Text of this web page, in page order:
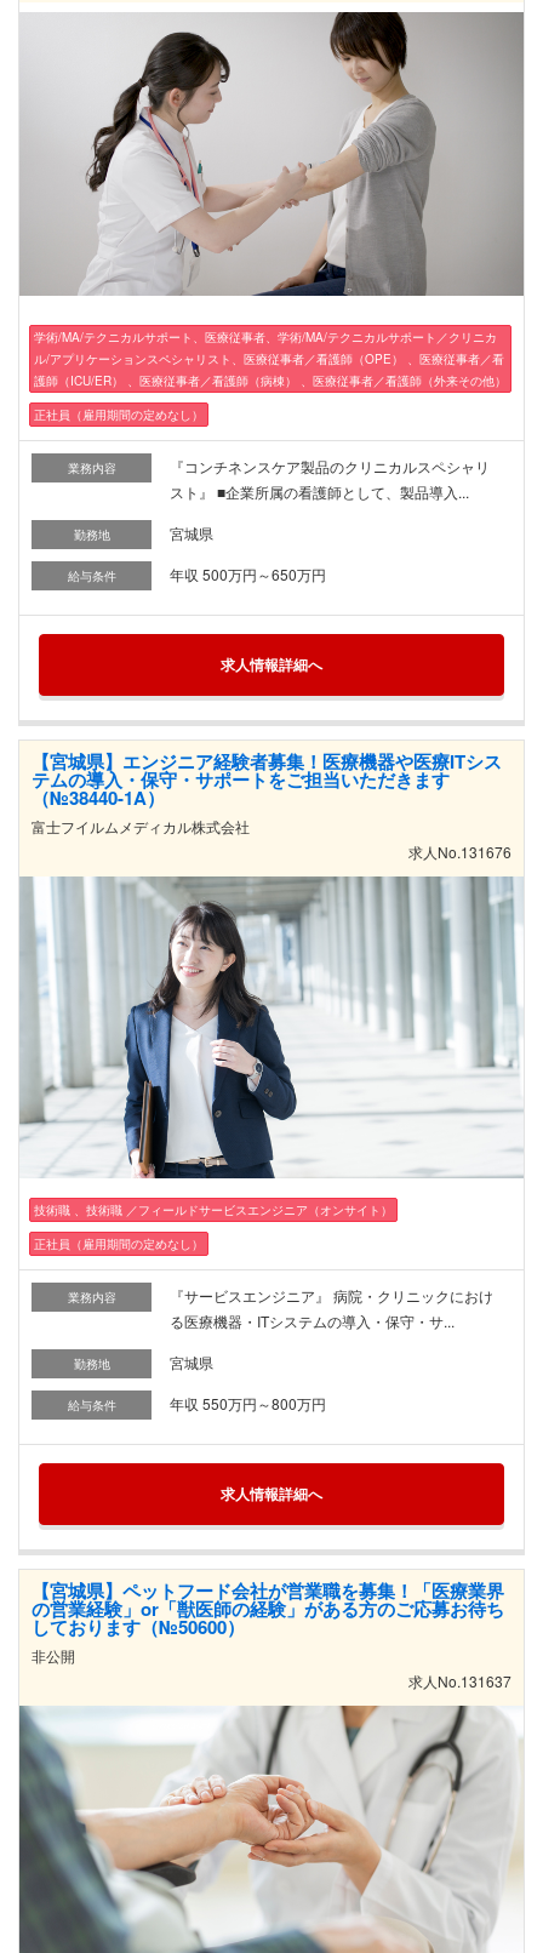
学術/MA/テクニカルサポート、医療従事者、学術/MA/テクニカルサポート／クリニカ
ル/アプリケーションスペシャリスト、医療従事者／看護師（OPE） 、医療従事者／看
護師（ICU/ER） 、医療従事者／看護師（病棟） 、医療従事者／看護師（外来その他）
正社員（雇用期間の定めなし）
業務内容
『コンチネンスケア製品のクリニカルスペシャリ
スト』 ■企業所属の看護師として、製品導入...
勤務地 宮城県
給与条件 年収 500万円～650万円
求人情報詳細へ
【宮城県】エンジニア経験者募集！医療機器や医療ITシス
テムの導入・保守・サポートをご担当いただきます
（№38440-1A）
富士フイルムメディカル株式会社
求人No.131676
技術職 、技術職 ／フィールドサービスエンジニア（オンサイト）
正社員（雇用期間の定めなし）
業務内容
『サービスエンジニア』 病院・クリニックにおけ
る医療機器・ITシステムの導入・保守・サ...
勤務地 宮城県
給与条件 年収 550万円～800万円
求人情報詳細へ
【宮城県】ペットフード会社が営業職を募集！「医療業界
の営業経験」or「獣医師の経験」がある方のご応募お待ち
しております（№50600）
非公開
求人No.131637